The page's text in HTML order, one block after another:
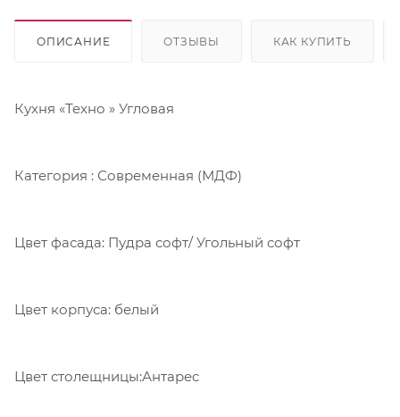
ОПИСАНИЕ ОТЗЫВЫ КАК КУПИТЬ
Кухня «Техно » Угловая
Категория : Современная (МДФ)
Цвет фасада: Пудра софт/ Угольный софт
Цвет корпуса: белый
Цвет столещницы:Антарес